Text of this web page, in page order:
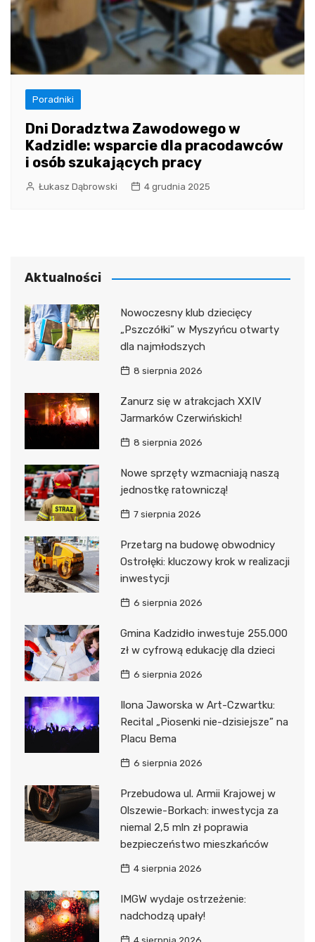
Poradniki
Dni Doradztwa Zawodowego w
Kadzidle: wsparcie dla pracodawców
i osób szukających pracy
Łukasz Dąbrowski 4 grudnia 2025
Aktualności
Nowoczesny klub dziecięcy
„Pszczółki” w Myszyńcu otwarty
dla najmłodszych
8 sierpnia 2026
Zanurz się w atrakcjach XXIV
Jarmarków Czerwińskich!
8 sierpnia 2026
Nowe sprzęty wzmacniają naszą
jednostkę ratowniczą!
7 sierpnia 2026
Przetarg na budowę obwodnicy
Ostrołęki: kluczowy krok w realizacji
inwestycji
6 sierpnia 2026
Gmina Kadzidło inwestuje 255.000
zł w cyfrową edukację dla dzieci
6 sierpnia 2026
Ilona Jaworska w Art-Czwartku:
Recital „Piosenki nie-dzisiejsze” na
Placu Bema
6 sierpnia 2026
Przebudowa ul. Armii Krajowej w
Olszewie-Borkach: inwestycja za
niemal 2,5 mln zł poprawia
bezpieczeństwo mieszkańców
4 sierpnia 2026
IMGW wydaje ostrzeżenie:
nadchodzą upały!